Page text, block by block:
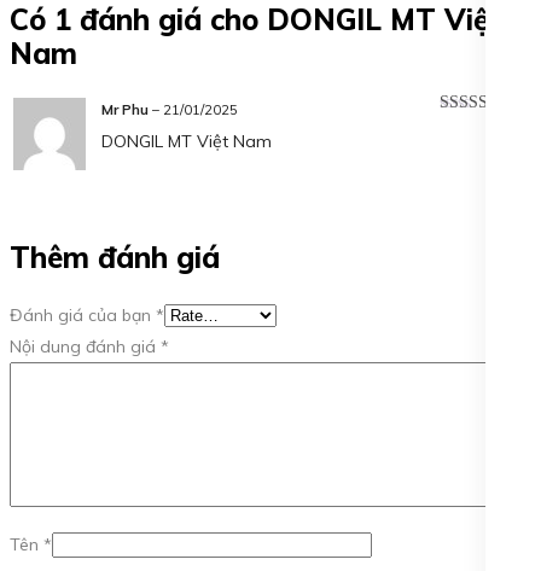
Có 1 đánh giá cho DONGIL MT Việt
Nam
Mr Phu – 21/01/2025
DONGIL MT Việt Nam
Thêm đánh giá
Đánh giá của bạn *
Nội dung đánh giá *
Tên *